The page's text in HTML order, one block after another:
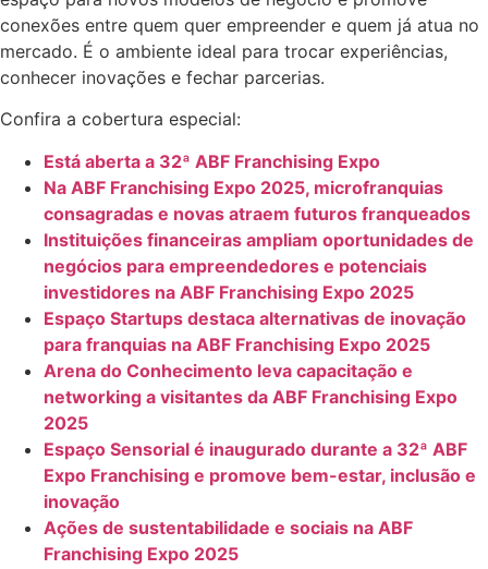
conexões entre quem quer empreender e quem já atua no
mercado. É o ambiente ideal para trocar experiências,
conhecer inovações e fechar parcerias.
Confira a cobertura especial:
Está aberta a 32ª ABF Franchising Expo
Na ABF Franchising Expo 2025, microfranquias
consagradas e novas atraem futuros franqueados
Instituições financeiras ampliam oportunidades de
negócios para empreendedores e potenciais
investidores na ABF Franchising Expo 2025
Espaço Startups destaca alternativas de inovação
para franquias na ABF Franchising Expo 2025
Arena do Conhecimento leva capacitação e
networking a visitantes da ABF Franchising Expo
2025
Espaço Sensorial é inaugurado durante a 32ª ABF
Expo Franchising e promove bem-estar, inclusão e
inovação
Ações de sustentabilidade e sociais na ABF
Franchising Expo 2025